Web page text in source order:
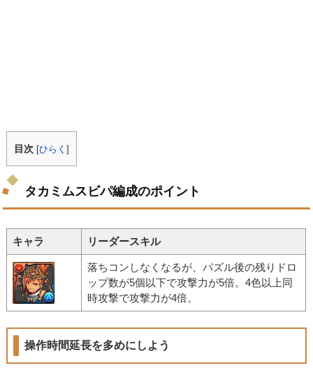
目次 [ひらく]
タカミムスビパ編成のポイント
キャラ リーダースキル
落ちコンしなくなるが、パズル後の残りドロ
ップ数が5個以下で攻撃力が5倍。4色以上同
時攻撃で攻撃力が4倍。
操作時間延長を多めにしよう